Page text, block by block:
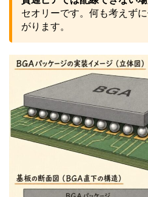
セオリーです。何も考えず
がります。